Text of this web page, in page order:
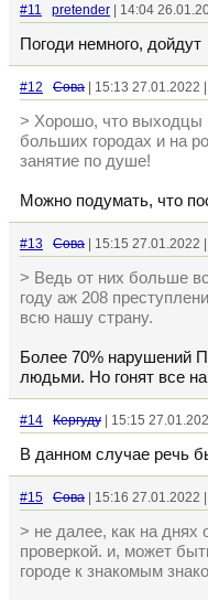
#11 pretender | 14:04
Погоди немного, дойдут
#12 Сова | 15:13 27.01.2022
> Хорошо, что выходцы
больших городах и на
занятие по душе!
Можно подумать, что
#13 Сова | 15:15 27.01.2022
> Ведь от них больше
году аж 208
всю нашу страну.
Более 70% нарушений
людьми. Но гонят все
#14 Кергуду | 15:15
В данном случае речь
#15 Сова | 15:16 27.01.2022
> не далее, как на днях
проверкой. и, может
городе к знакомым